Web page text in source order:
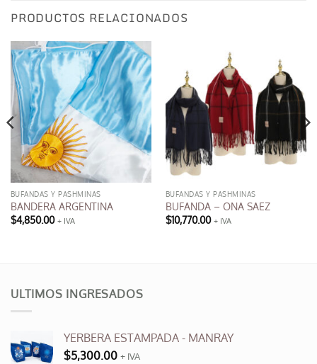
PRODUCTOS RELACIONADOS
BUFANDAS Y PASHMINAS
BANDERA ARGENTINA
$4,850.00 + IVA
BUFANDAS Y PASHMINAS
BUFANDA – ONA SAEZ
$10,770.00 + IVA
se
ULTIMOS INGRESADOS
YERBERA ESTAMPADA - MANRAY
$5,300.00 + IVA